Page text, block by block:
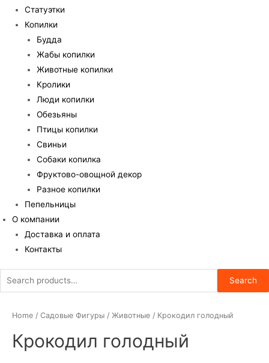
Статуэтки
Копилки
Будда
Жабы копилки
Животные копилки
Кролики
Люди копилки
Обезьяны
Птицы копилки
Свиньи
Собаки копилка
Фруктово-овощной декор
Разное копилки
Пепельницы
О компании
Доставка и оплата
Контакты
Search
for:
Search
Home / Садовые Фигуры / Животные / Крокодил голодный
Крокодил голодный